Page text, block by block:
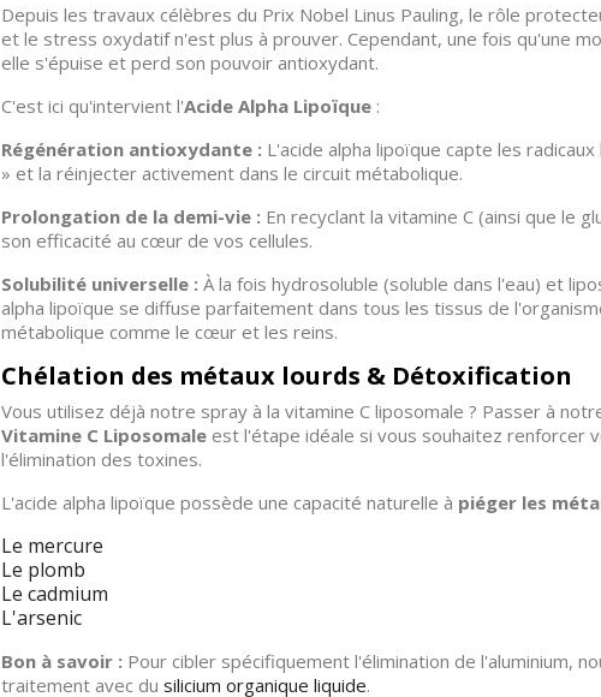
Depuis les travaux célèbres du Prix Nobel Linus Pauling, le rôle
et le stress oxydatif n'est plus à prouver. Cependant, une fois qu'une
elle s'épuise et perd son pouvoir antioxydant.
C'est ici qu'intervient l'Acide Alpha Lipoïque:
Régénération antioxydante : L'acide alpha lipoïque capte les
» et la réinjecter activement dans le circuit métabolique.
Prolongation de la demi-vie : En recyclant la vitamine C (ainsi que le
son efficacité au cœur de vos cellules.
Solubilité universelle : À la fois hydrosoluble (soluble dans l'eau) et
alpha lipoïque se diffuse parfaitement dans tous les tissus de
métabolique comme le cœur et les reins.
Chélation des métaux lourds & Détoxification
Vous utilisez déjà notre spray à la vitamine C liposomale ? Passer à
Vitamine C Liposomaleest l'étape idéale si vous souhaitez renforcer
l'élimination des toxines.
L'acide alpha lipoïque possède une capacité naturelle à piéger les
Le mercure
Le plomb
Le cadmium
L'arsenic
Bon à savoir : Pour cibler spécifiquement l'élimination de l'aluminium,
traitement avec du silicium organique liquide.